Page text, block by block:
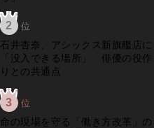
2 位
石井杏奈、アシックス新旗艦店に
「没入できる場所」 俳優の役作
りとの共通点
3 位
​命の現場を守る「働き方改革」の